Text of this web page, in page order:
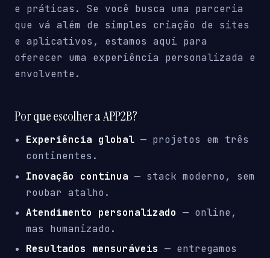
e práticas. Se você busca uma parceria
que vá além de simples criação de sites
e aplicativos, estamos aqui para
oferecer uma experiência personalizada e
envolvente.
Por que escolher a APP2B?
Experiência global — projetos em três
continentes.
Inovação contínua — stack moderno, sem
roubar atalho.
Atendimento personalizado — online,
mas humanizado.
Resultados mensuráveis — entregamos